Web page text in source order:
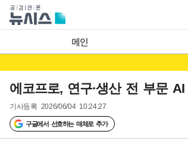
메인
에코프로, 연구·생산 전 부문
기사등록 2026/06/04 10:24:27
구글에서 선호하는 매체로 추가